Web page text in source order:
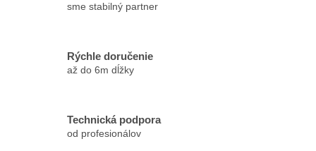
sme stabilný partner
Rýchle doručenie
až do 6m dĺžky
Technická podpora
od profesionálov